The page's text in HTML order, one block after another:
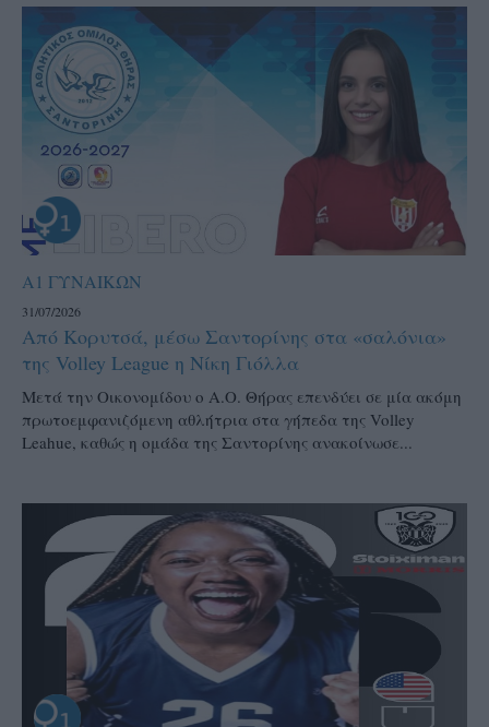
Α1 ΓΥΝΑΙΚΩΝ
31/07/2026
Από Κορυτσά, μέσω Σαντορίνης στα «σαλόνια»
της Volley League η Νίκη Γιόλλα
Μετά την Οικονομίδου ο Α.Ο. Θήρας επενδύει σε μία ακόμη
πρωτοεμφανιζόμενη αθλήτρια στα γήπεδα της Volley
Leahue, καθώς η ομάδα της Σαντορίνης ανακοίνωσε...